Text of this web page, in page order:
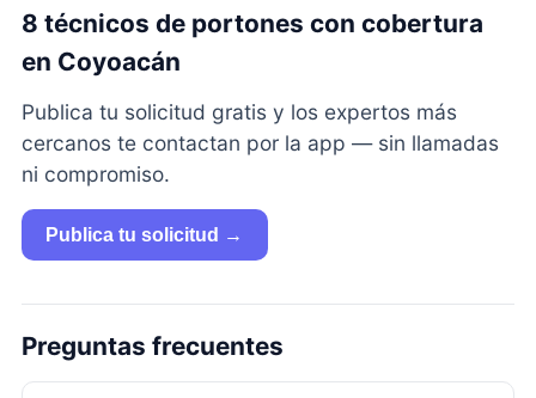
8 técnicos de portones con cobertura
en Coyoacán
Publica tu solicitud gratis y los expertos más
cercanos te contactan por la app — sin llamadas
ni compromiso.
Publica tu solicitud →
Preguntas frecuentes